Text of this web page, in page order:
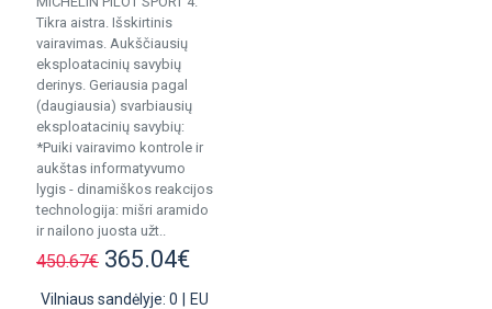
Tikra aistra. Išskirtinis
vairavimas. Aukščiausių
eksploatacinių savybių
derinys. Geriausia pagal
(daugiausia) svarbiausių
eksploatacinių savybių:
*Puiki vairavimo kontrole ir
aukštas informatyvumo
lygis - dinamiškos reakcijos
technologija: mišri aramido
ir nailono juosta užt..
450.67€ 365.04€
Vilniaus sandėlyje: 0
EU